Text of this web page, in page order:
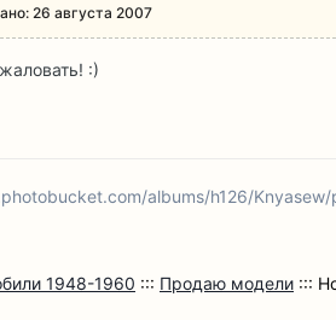
26 августа 2007
:)
albums/h126/
1948-1960 ::: Продаю модели :::